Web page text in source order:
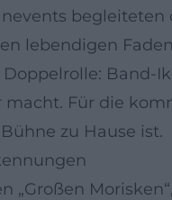
lebendigen
Band-
Für die
zu Hause ist.
„Großen